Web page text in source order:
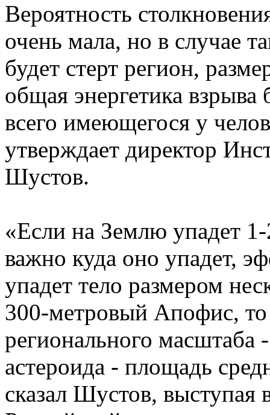
Вероятность
очень мала, но в случае
будет стерт регион,
общая энергетика взрыва
всего имеющегося у
утверждает директор
Шустов.
«Если на Землю упадет
важно куда оно упадет,
упадет тело размером
300-метровый Апофис, то
регионального масштаба
астероида - площадь
сказал Шустов, выступая